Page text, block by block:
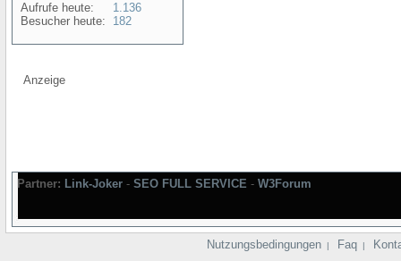
Aufrufe heute:
Besucher heute:
1.136
182
Anzeige
Partner: Link-Joker - SEO FULL SERVICE - W3Forum
Nutzungsbedingungen | Faq |